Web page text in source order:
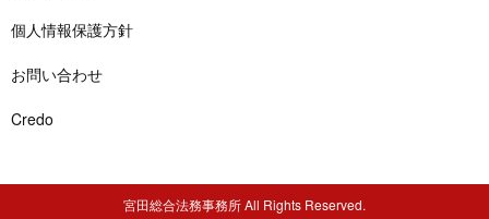
個人情報保護方針
お問い合わせ
Credo
宮田総合法務事務所 All Rights Reserved.